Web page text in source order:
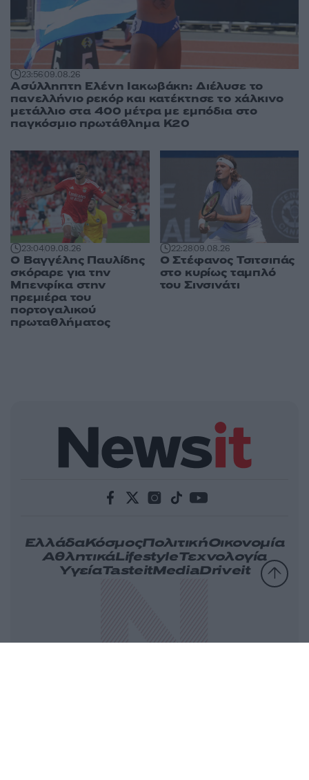
23:5609.08.26
Ασύλληπτη Ελένη Ιακωβάκη: Διέλυσε το
πανελλήνιο ρεκόρ και κατέκτησε το χάλκινο
μετάλλιο στα 400 μέτρα με εμπόδια στο
παγκόσμιο πρωτάθλημα Κ20
23:0409.08.26
Ο Βαγγέλης Παυλίδης
σκόραρε για την
Μπενφίκα στην
πρεμιέρα του
πορτογαλικού
πρωταθλήματος
22:2809.08.26
Ο Στέφανος Τσιτσιπάς
στο κυρίως ταμπλό
του Σινσινάτι
ΕλλάδαΚόσμοςΠολιτικήΟικονομία
ΑθλητικάLifestyleΤεχνολογία
ΥγείαTasteitMediaDriveit